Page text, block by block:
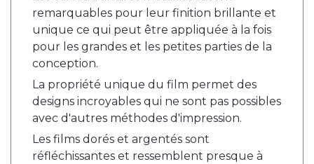
remarquables pour leur finition brillante et
unique ce qui peut être appliquée à la fois
pour les grandes et les petites parties de la
conception.
La propriété unique du film permet des
designs incroyables qui ne sont pas possibles
avec d'autres méthodes d'impression.
Les films dorés et argentés sont
réfléchissantes et ressemblent presque à